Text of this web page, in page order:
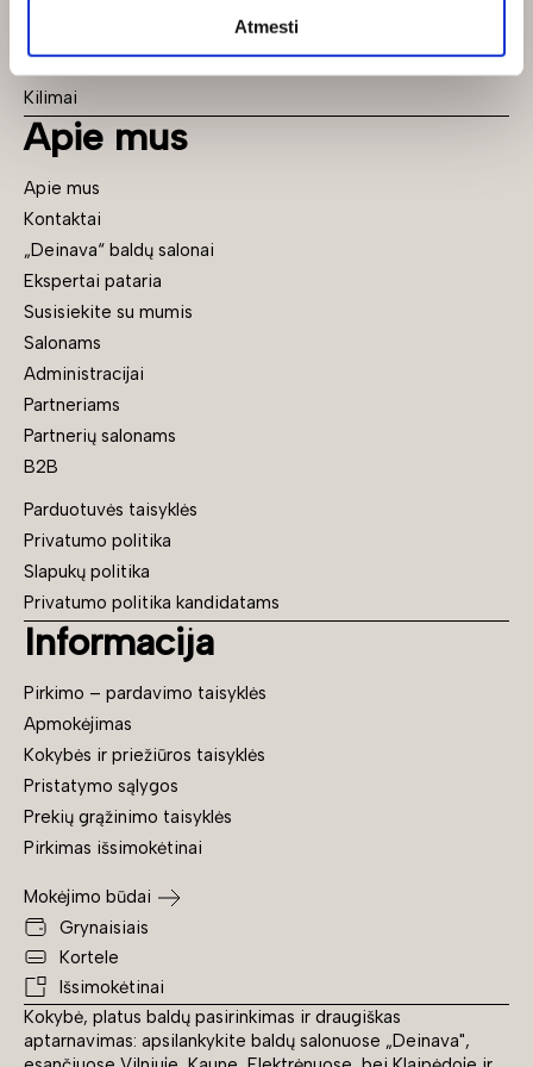
Atmesti
Kokybė, platus baldų pasirinkimas ir draugiškas
aptarnavimas: apsilankykite baldų salonuose „Deinava",
Kolekcijos
Kilimai
Apie mus
Apie mus
Kontaktai
„Deinava“ baldų salonai
Ekspertai pataria
Susisiekite su mumis
Salonams
Administracijai
Partneriams
Partnerių salonams
B2B
Parduotuvės taisyklės
Privatumo politika
Slapukų politika
Privatumo politika kandidatams
Informacija
Pirkimo – pardavimo taisyklės
Apmokėjimas
Kokybės ir priežiūros taisyklės
Pristatymo sąlygos
Prekių grąžinimo taisyklės
Pirkimas išsimokėtinai
Mokėjimo būdai
Grynaisiais
Kortele
Išsimokėtinai